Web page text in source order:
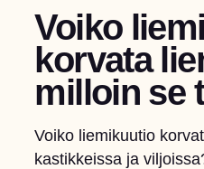
Voiko
korvata
milloin se
Voiko liemikuutio
kastikkeissa ja